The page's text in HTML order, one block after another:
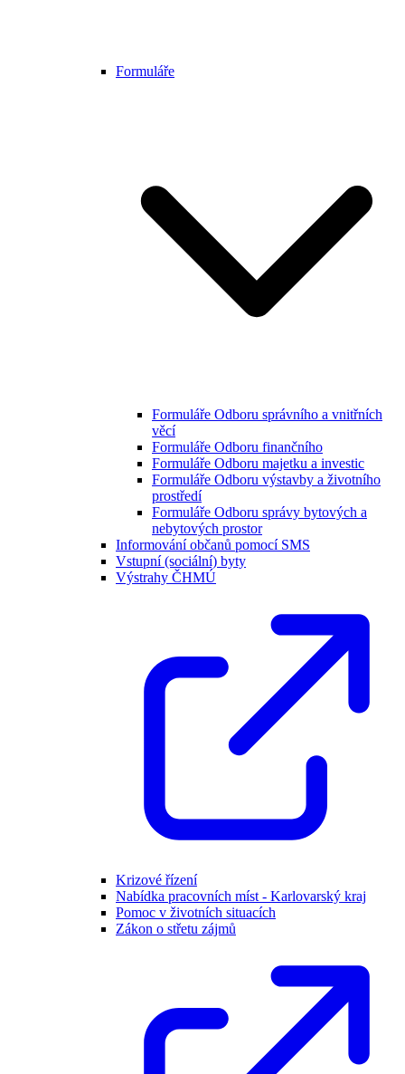
Formuláře
Formuláře Odboru správního a vnitřních
věcí
Formuláře Odboru finančního
Formuláře Odboru majetku a investic
Formuláře Odboru výstavby a životního
prostředí
Formuláře Odboru správy bytových a
nebytových prostor
Informování občanů pomocí SMS
Vstupní (sociální) byty
Výstrahy ČHMÚ
Krizové řízení
Nabídka pracovních míst - Karlovarský kraj
Pomoc v životních situacích
Zákon o střetu zájmů